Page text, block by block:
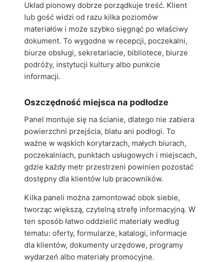
Układ pionowy dobrze porządkuje treść. Klient
lub gość widzi od razu kilka poziomów
materiałów i może szybko sięgnąć po właściwy
dokument. To wygodne w recepcji, poczekalni,
biurze obsługi, sekretariacie, bibliotece, biurze
podróży, instytucji kultury albo punkcie
informacji.
Oszczędność miejsca na podłodze
Panel montuje się na ścianie, dlatego nie zabiera
powierzchni przejścia, blatu ani podłogi. To
ważne w wąskich korytarzach, małych biurach,
poczekalniach, punktach usługowych i miejscach,
gdzie każdy metr przestrzeni powinien pozostać
dostępny dla klientów lub pracowników.
Kilka paneli można zamontować obok siebie,
tworząc większą, czytelną strefę informacyjną. W
ten sposób łatwo oddzielić materiały według
tematu: oferty, formularze, katalogi, informacje
dla klientów, dokumenty urzędowe, programy
wydarzeń albo materiały promocyjne.